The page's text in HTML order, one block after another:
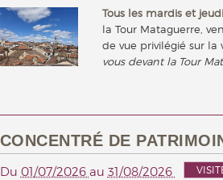
Tous les mardis et
la Tour Mataguerre,
de vue privilégié sur la
vous devant la Tour
CONCENTRÉ DE
Du 01/07/2026 au 31/08/2026